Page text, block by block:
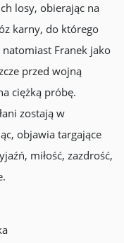
losy, obierając na
karny, do którego
Franek jako
przed wojną
ciężką próbę.
zostają w
objawia targające
miłość, zazdrość,